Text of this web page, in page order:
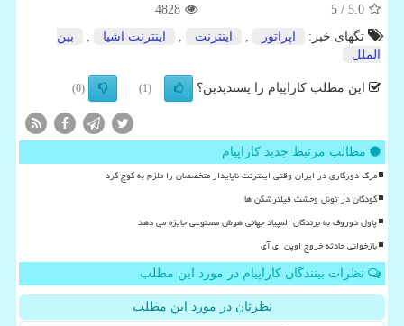
5.0
/ 5
4828
تگهای خبر:
اپراتور اینترنت اینترنت اشیا
بین
الملل
این مطلب کاراپیام را پسندیدین؟ (1)
(0)
مطالب مرتبط جدید کاراپیام
مرگ دورکاری در ایران وقتی اینترنت ناپایدار متخصصان را ملزم به کوچ کرد
کودکان در تونل وحشت فیلترشکن ها
پاول دوروف به برندگان المپیاد جهانی هوش مصنوعی جایزه می دهد
بازخوانی حادثه خروج اوپن ای آی
نظرات بینندگان کاراپیام در مورد این مطلب
نظرتان در مورد این مطلب